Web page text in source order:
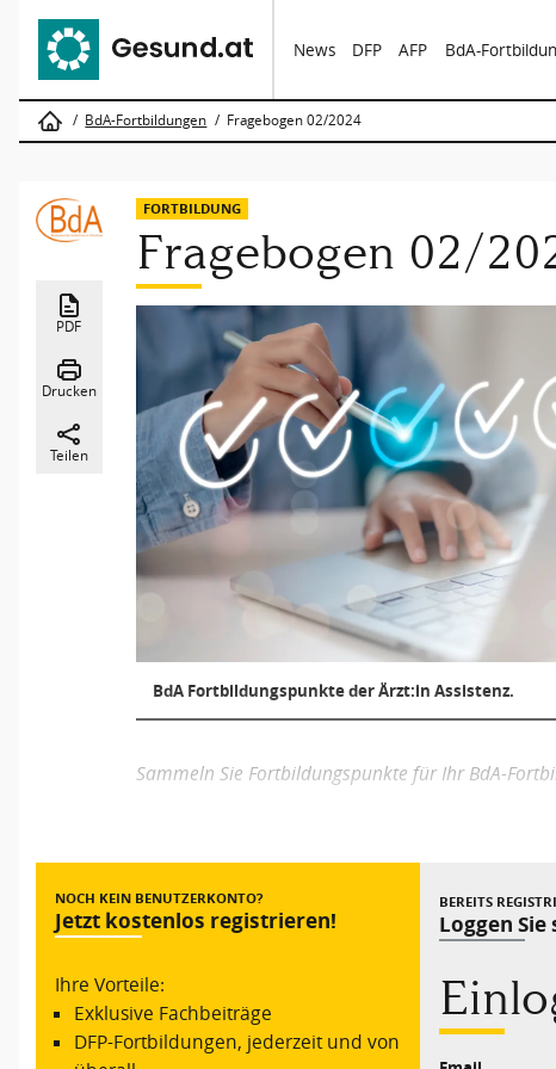
News DFP AFP BdA-
BdA-Fortbildungen Fragebogen 02/2024
PDF
Drucken
Teilen
FORTBILDUNG
Fragebogen 02/
BdA Fortbildungspunkte der Ärzt:in Assistenz.
Sammeln Sie Fortbildungspunkte für Ihr BdA-
NOCH KEIN BENUTZERKONTO?
Jetzt kostenlos registrieren!
Ihre Vorteile:
Exklusive Fachbeiträge
DFP-Fortbildungen, jederzeit und von
BEREITS
Loggen